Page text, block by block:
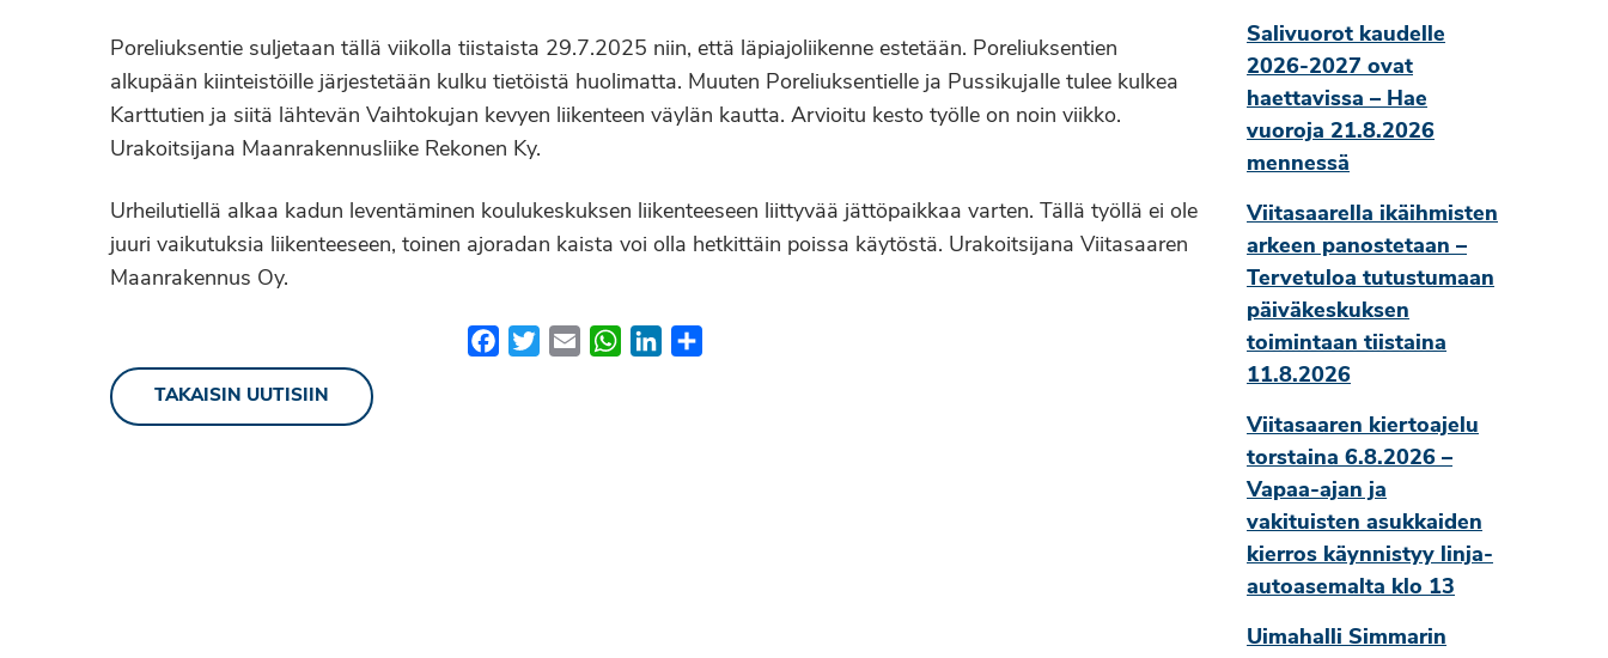
Poreliuksentie suljetaan tällä viikolla tiistaista 29.7.2025 niin, että läpiajoliikenne estetään. Poreliuksentien
alkupään kiinteistöille järjestetään kulku tietöistä huolimatta. Muuten Poreliuksentielle ja Pussikujalle tulee kulkea
Karttutien ja siitä lähtevän Vaihtokujan kevyen liikenteen väylän kautta. Arvioitu kesto työlle on noin viikko.
Urakoitsijana Maanrakennusliike Rekonen Ky.
Urheilutiellä alkaa kadun leventäminen koulukeskuksen liikenteeseen liittyvää jättöpaikkaa varten. Tällä työllä ei ole
juuri vaikutuksia liikenteeseen, toinen ajoradan kaista voi olla hetkittäin poissa käytöstä. Urakoitsijana Viitasaaren
Maanrakennus Oy.
FacebookTwitterEmail WhatsApp
LinkedIn
TAKAISIN UUTISIIN
Salivuorot kaudelle
2026-2027 ovat
haettavissa – Hae
vuoroja 21.8.2026
mennessä
Viitasaarella ikäihmisten
arkeen panostetaan –
Tervetuloa tutustumaan
päiväkeskuksen
toimintaan tiistaina
11.8.2026
Viitasaaren kiertoajelu
torstaina 6.8.2026 –
Vapaa-ajan ja
vakituisten asukkaiden
kierros käynnistyy linja-
autoasemalta klo 13
Uimahalli Simmarin